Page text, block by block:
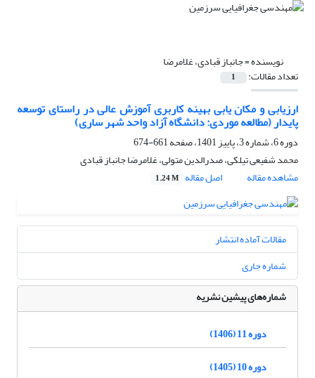
نویسنده =جانباز قبادی، غلامرضا
تعداد مقالات: 1
ارزیابی و مکان یابی بهینه کاربری آموزش عالی در راستای توسعه
پایدار (مطالعه موردی: دانشگاه آزاد واحد شهر ساری)
دوره 6، شماره 3، پاییز 1401، صفحه
661-674
محمد شفیعی تیلکی، صدرالدین متولی، غلامرضا جانباز قبادی
مشاهده مقاله
اصل مقاله 1.24 M
مقالات آماده انتشار
شماره جاری
شماره‌های پیشین نشریه
دوره 11 (1406)
دوره 10 (1405)